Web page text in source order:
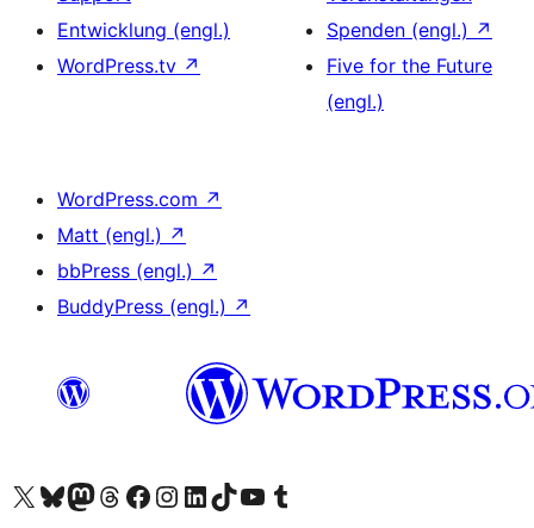
Entwicklung (engl.)
WordPress.tv ↗
Spenden (engl.) ↗
Five for the Future
(engl.)
WordPress.com ↗
Matt (engl.) ↗
bbPress (engl.) ↗
BuddyPress (engl.) ↗
Unser X-Konto (früher Twitter) besuchen
Unser Bluesky-Konto besuchen
Unser Mastodon-Konto besuchen
Unser Threads-Konto besuchen
Unsere Facebook-Seite besuchen
Unser Instagram-Konto besuchen
Unser LinkedIn-Konto besuchen
Unser TikTok-Konto besuchen
Unseren YouTube-Kanal besuchen
Unser Tumblr-Konto besuchen